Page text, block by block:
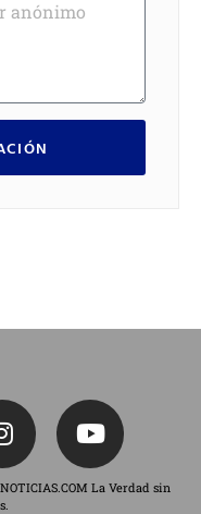
La Verdad sin